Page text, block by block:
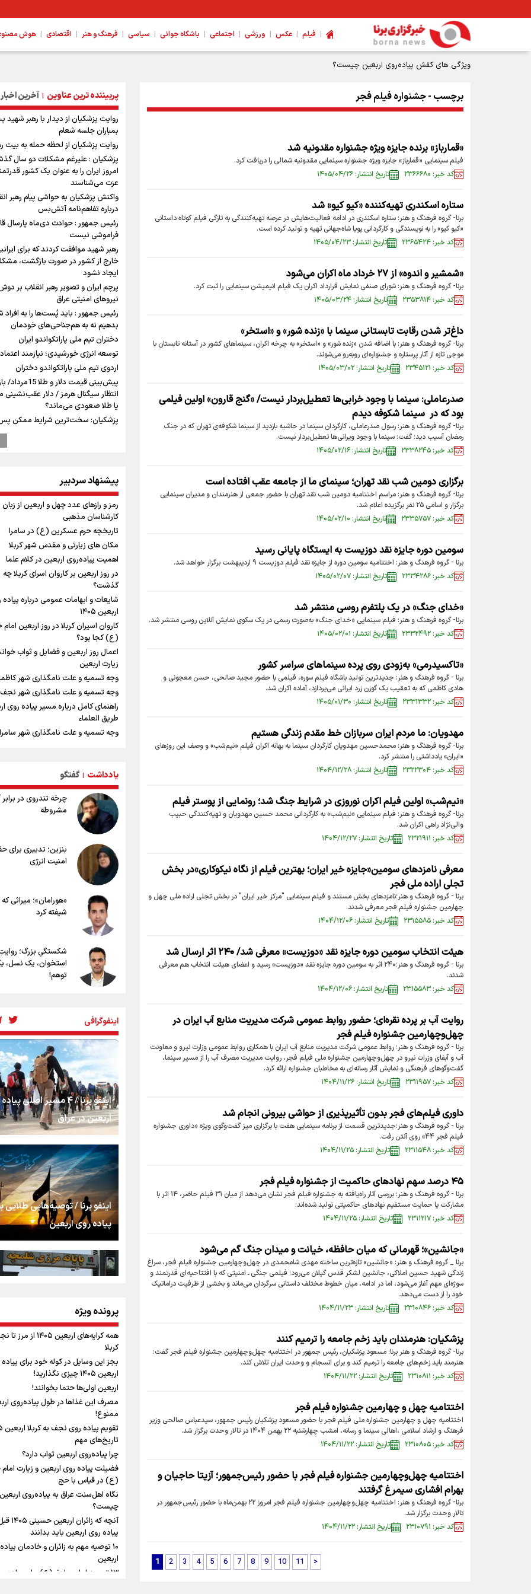
| فیلم | عکس | ورزشی | اجتماعی | باشگاه جوانی | سیاسی | فرهنگ و هنر | اقتصادی | هوش
برچسب - جشنواره فیلم فجر
«قمارباز» برنده جایزه ویژه جشنواره مقدونیه شد
فیلم سینمایی «قمارباز» جایزه ویژه جشنواره سینمایی مقدونیه شمالی را دریافت کرد.
کد خبر: ۲۳۶۶۶۸۰
تاریخ انتشار: ۱۴۰۵/۰۴/۲۶
ستاره اسکندری تهیه‌کننده «کیو کیو» شد
برنا- گروه فرهنگ و هنر: ستاره اسکندری در ادامه فعالیت‌هایش در عرصه تهیه‌کنندگی به تازگی فیلم کوتاه داستانی
«کیو کیو» را به نویسندگی و کارگردانی پویا شاه‌جهانی تهیه و تولید کرده است.
کد خبر: ۲۳۶۵۴۲۴
تاریخ انتشار: ۱۴۰۵/۰۴/۲۳
«شمشیر و اندوه» از ۲۷ خرداد ماه اکران می‌شود
برنا- گروه فرهنگ و‌ هنر: شورای صنفی نمایش قرارداد اکران یک فیلم انیمیشن سینمایی را ثبت کرد.
کد خبر: ۲۳۵۳۸۱۴
تاریخ انتشار: ۱۴۰۵/۰۳/۲۴
داغ‌تر شدن رقابت تابستانی سینما با «زنده شور» و «استخر»
برنا- گروه فرهنگ و هنر: با اضافه شدن «زنده شور» و «استخر» به چرخه اکران، سینماهای کشور در آستانه تابستان با
موجی تازه از آثار پرستاره و جشنواره‌ای روبه‌رو می‌شوند.
کد خبر: ۲۳۴۵۱۲۱
تاریخ انتشار: ۱۴۰۵/۰۳/۰۲
صدرعاملی: سینما با وجود خرابی‌ها تعطیل‌بردار نیست/ «گنج قارون» اولین فیلمی
بود که در سینما شکوفه دیدم
برنا- گروه فرهنگ و هنر: رسول صدرعاملی، کارگردان سینما در حاشیه بازدید از سینما شکوفه‌ی تهران که در جنگ
رمضان آسیب دید؛ گفت: سینما با وجود ویرانی‌ها تعطیل‌بردار نیست.
کد خبر: ۲۳۳۸۲۴۵
تاریخ انتشار: ۱۴۰۵/۰۲/۱۶
برگزاری دومین شب نقد تهران؛ سینمای ما از جامعه عقب افتاده است
برنا- گروه فرهنگ و هنر: مراسم اختتامیه دومین شب نقد تهران با حضور جمعی از هنرمندان و مدیران سینمایی
برگزار و اسامی ۲۵ نفر برگزیده اعلام شد.
کد خبر: ۲۳۳۵۷۵۷
تاریخ انتشار: ۱۴۰۵/۰۲/۱۰
سومین دوره جایزه نقد دوزیست به ایستگاه پایانی رسید
برنا - گروه فرهنگ و هنر: اختتامیه سومین دوره از جایزه نقد فیلم دوزیست ۹ اردیبهشت برگزار خواهد شد.
کد خبر: ۲۳۳۴۲۸۶
تاریخ انتشار: ۱۴۰۵/۰۲/۰۷
«خدای جنگ» در یک پلتفرم روسی منتشر شد
برنا- گروه فرهنگ و هنر: فیلم سینمایی «خدای جنگ» به‌صورت رسمی در یک سکوی نمایش آنلاین روسی منتشر شد.
کد خبر: ۲۳۳۲۴۹۲
تاریخ انتشار: ۱۴۰۵/۰۲/۰۱
«تاکسیدرمی» به‌زودی روی پرده سینماهای سراسر کشور
برنا - گروه فرهنگ و هنر: جدیدترین تولید باشگاه فیلم سوره، فیلمی با حضور مجید صالحی، حسن معجونی و
هادی کاظمی که به تعقیب یک گوزن زرد ایرانی می‌پردازد، آماده اکران شد.
کد خبر: ۲۳۳۱۳۳۲
تاریخ انتشار: ۱۴۰۵/۰۱/۳۰
مهدویان: ما مردم ایران سربازان خط مقدم زندگی هستیم
برنا- گروه فرهنگ و هنر: محمدحسین مهدویان کارگردان سینما به بهانه اکران فیلم «نیم‌شب» و وصف این روزهاى
«ایران» یادداشتى را منتشر کرد.
کد خبر: ۲۳۲۲۳۰۴
تاریخ انتشار: ۱۴۰۴/۱۲/۲۸
«نیم‌شب» اولين فيلم اكران نوروزى در شرايط جنگ شد؛ رونمايى از پوستر فيلم
برنا- گروه فرهنگ و هنر: فیلم سینمایى «نیم‌شب» به کارگردانى محمد حسین مهدویان و تهیه‌کنندگى حبیب
والى‌نژاد راهى اکران شد.
کد خبر: ۲۳۲۱۹۱۱
تاریخ انتشار: ۱۴۰۴/۱۲/۲۷
معرفی نامزدهای سومین«جایزه خیر ایران؛ بهترین فیلم از نگاه نیکوکاری»در بخش
تجلی اراده ملی فجر
برنا - گروه فرهنگ و هنر؛نامزدهای بخش مستند و فیلم‌ سینمایی "مرکز خیر ایران" در بخش تجلی اراده ملی چهل و
چهارمین جشنواره فیلم فجر معرفی شدند.
کد خبر: ۲۳۱۵۵۸۵
تاریخ انتشار: ۱۴۰۴/۱۲/۰۶
هیئت انتخاب سومین دوره جایزه نقد «دوزیست» معرفی شد/ ۲۴۰ اثر ارسال شد
برنا - گروه فرهنگ و هنر؛۲۴۰ اثر به سومین دوره جایزه نقد «دوزیست» رسید و اعضای هیئت انتخاب هم معرفی
شدند.
کد خبر: ۲۳۱۵۵۸۳
تاریخ انتشار: ۱۴۰۴/۱۲/۰۶
روایت آب بر پرده نقره‌ای؛ حضور روابط عمومی شرکت مدیریت منابع آب ایران در
چهل‌وچهارمین جشنواره فیلم فجر
برنا - گروه فرهنگ و هنر؛ روابط عمومی شرکت مدیریت منابع آب ایران با همکاری روابط عمومی وزارت نیرو و معاونت
آب و آبفای وزرات نیرو در چهل‌وچهارمین جشنواره ملی فیلم فجر، روایت مدیریت مصرف آب را از مسیر سینما،
گفت‌و‌گوها‌ی فرهنگی و نمایش آثار رسانه‌ای به مخاطبان جشنواره ارائه کرد.
کد خبر: ۲۳۱۱۹۵۷
تاریخ انتشار: ۱۴۰۴/۱۱/۲۶
داوری فیلم‌های فجر بدون تأثیرپذیری از حواشی بیرونی انجام شد
برنا - گروه فرهنگ و هنر؛جدیدترین قسمت از برنامه سینمایی هفت با برگزاری میز گفت‌وگوی ویژه «داوری جشنواره
فیلم فجر ۴۴» روی آنتن رفت.
کد خبر: ۲۳۱۱۵۴۸
تاریخ انتشار: ۱۴۰۴/۱۱/۲۵
۴۵ درصد سهم نهاد‌های حاکمیت از جشنواره فیلم فجر
برنا - گروه فرهنگ و هنر: بررسی آثار راه‌یافته به جشنواره فیلم فجر نشان می‌دهد از میان ۳۱ فیلم حاضر، ۱۴ اثر با
مشارکت یا حمایت مستقیم نهاد‌های حاکمیتی تولید شده‌اند؛
کد خبر: ۲۳۱۱۲۱۷
تاریخ انتشار: ۱۴۰۴/۱۱/۲۵
«جانشین»؛ قهرمانی که میان حافظه، خیانت و میدان جنگ گم می‌شود
برنا _ گروه فرهنگ و هنر: «جانشین» تازه‌ترین ساخته مهدی شامحمدی در چهل‌وچهارمین جشنواره فیلم فجر، سراغ
زندگی شهید حسین املاکی، جانشین لشکر قدس گیلان می‌رود؛ فیلمی جنگی ـ امنیتی که با افتتاحیه‌ای قدرتمند و
سوژه‌ای مهم آغاز می‌شود، اما در ادامه، میان خطوط مختلف داستانی سرگردان می‌ماند و بخشی از ظرفیت دراماتیک
خود را از دست می‌دهد.
کد خبر: ۲۳۱۰۸۴۶
تاریخ انتشار: ۱۴۰۴/۱۱/۲۳
پزشکیان: هنرمندان باید زخم جامعه را ترمیم کنند
برنا- گروه فرهنگ و‌ هنر برنا؛ مسعود پزشکیان، رئیس جمهور در اختتامیه چهل‌وچهارمین جشنواره فیلم فجر گفت:
هنرمند باید زخم‌های جامعه را ترمیم کند و برای انسجام و وحدت ایران تلاش کند.
کد خبر: ۲۳۱۰۸۱۱
تاریخ انتشار: ۱۴۰۴/۱۱/۲۲
اختتامیه چهل و چهارمین جشنواره فیلم فجر
اختتامیه چهل و چهارمین جشنواره ملی فیلم فجر با حضور مسعود پزشکیان رئیس جمهور، سیدعباس صالحی وزیر
فرهنگ و ارشاد اسلامی ،اهالی سینما و رسانه، امشب چهارشنبه ۲۲ بهمن ۱۴۰۴ در تالار وحدت برگزار شد.
کد خبر: ۲۳۱۰۸۰۵
تاریخ انتشار: ۱۴۰۴/۱۱/۲۲
اختتامیه چهل‌وچهارمین جشنواره فیلم فجر با حضور رئیس‌جمهور؛ آزیتا حاجیان و
بهرام افشاری سیمرغ گرفتند
برنا- گروه فرهنگ و هنر: اختتامیه چهل‌وچهارمین جشنواره فیلم فجر امروز ۲۲ بهمن‌ماه با حضور رئیس‌جمهور در
تالار وحدت برگزار شد.
کد خبر: ۲۳۱۰۷۹۱
تاریخ انتشار: ۱۴۰۴/۱۱/۲۲
1 2 3 4 5 6 7 8 9 10 11 >
پربیننده ترین عناوین | آخرین اخبار
روایت پزشکیان از دیدار با رهبر شهید
بمباران جلسه شعام
روایت پزشکیان از لحظه حمله به بیت
پزشکیان : علیرغم مشکلات دو سال
امروز ایران را به عنوان یک کشور
عزت می‌شناسند
واکنش پزشکیان به حواشی پیام رهبر
درباره تفاهم‌نامه آتش‌بس
رئیس جمهور : حوادث دی‌ماه پارسال
فراموشی نیست
رهبر شهید موافقت کردند که برای
خارج از کشور در صورت بازگشت،
ایجاد نشود
پرچم ایران و تصویر رهبر انقلاب بر
نیروهای امنیتی عراق
رئیس جمهور : باید پُست‌ها را به افراد
بدهیم نه به هم‌جناحی‌های خودمان
دختران تیم ملی پاراتکواندو ایران
توسعه انرژی خورشیدی؛ نیازمند
اردوی تیم ملی پاراتکواندو دختران
پیش‌بینی قیمت دلار و طلا
انتظار سیگنال هرمز / دلار عقب‌نشینی
یا طلا صعودی می‌ماند؟
پزشکیان: سخت‌ترین شرایط ممکن
انقلاب را تجربه میکنیم/ اگر تا امروز
بخاطر همه‌ مردم نجیب ایران بوده
رسانه‌ای اربعین از قاب دوربین خبرنگاران
ایلامی
ترس نتانیاهو از ترور
وزیر خارجه مصر: رژیم اسراییل بدون
حقوق مشروع مردم فلسطین امنیت
داشت
مستمری مددجویان کفاف زندگی را
حمایت از ۱۹هزار زن‌ سرپرست خانوار
فیدان: حماس به تعهدات خود عمل کرد،
اسرائیل برنامه‌ای برای صلح ندارد
نشست وزیران خارجه مصر، ترکیه،
عربستان با محوریت تحولات منطقه
درمانی به زائران اربعین
معاون وزیر خارجه : مذاکره نه معجزه
نه خیانت
پخش قسمت اول گفت‌وگوی
بعد از خبر ۲۲
ازهوش مصنوعی تا طلای مجازی/ شجیع:
نگاه بدبینانه هم نتایج هانگژو را در
می‌کنیم+ فیلم
ونس: ایرانی‌ها مذاکره‌کنندگان سرسختی
هستند
پیشنهاد سردبیر
رمز و رازهای عدد چهل و اربعین از زبان
کارشناسان مذهبی
تاریخچه حرم عسکرین (ع) در سامرا
مکان های زیارتی و مقدس شهر کربلا
اهمیت پیاده‌روی اربعین در کلام علما
در روز اربعین بر کاروان اسرای کربلا چه
گذشت؟
شایعات و ابهامات عمومی درباره
اربعین ۱۴۰۵
کاروان اسیران کربلا در روز اربعین
(ع) کجا بود؟
اعمال روز اربعین و فضایل و ثواب
زیارت اربعین
وجه تسمیه و علت نامگذاری شهر
وجه تسمیه و علت نامگذاری شهر نجف
راهنمای کامل درباره مسیر پیاده روی
طریق العلماء
وجه تسمیه و علت نامگذاری شهر سامرا
۱۴۰۵
توصیه هایی مهم برای پیچ خوردگی پا
روی اربعین
سفری ایمن و معنوی
عراقی ها
بهترین ذکر در پیاده‌روی اربعین چیست؟
اربعین
توصیه های کاربردی برای زائران در
اربعین
یادداشت | گفتگو
چرخه تندروی در برابر
مشروطه
بنزین؛ تدبیری برای
امنیت انرژی
«هورامان»؛ میراثی
شیفته کرد
شکستگیِ بزرگ؛
استخوان، یک نسل،
توهم!
شنیدن صدای
روایت ایران از کنار
از طلوع خیابان‌ها تا
اشک
جمله‌ای که بغض
شکست؛ «آهای مردم،
تهران رفتند»
سه حسرتی که به دلم
مومنِ مقتدرِ مظلوم
فضای مجازی
رابطه کارگر و کارفرما در
اندیشه رهبر شهید: از
به زوجیت
میراث رهبر شهید که
ماندگار شد
اینفوگرافی
اینفو برنا / ۴ مسیر اصلی
اربعین در عراق
اینفو برنا / توصیه‌هایی طلایی
پیاده روی اربعین
اینفو برنا / جدول کامل فاصله
شلمچه تا شهرهای زیارتی عراق
اینفو برنا/ میزان مالیات بر ارزش
افزوده چقدر است؟
اینفوبرنا/ سقف معافیت مالیاتی
حقوق کارکنان دولت و
در بودجه ۱۴۰۵ چقدر است؟
پرونده ویژه
همه کرایه‌های اربعین ۱۴۰۵ از
کربلا
بجز این وسایل در کوله خود برای
اربعین ۱۴۰۵ چیزی نگذارید!
اربعین اولی‌ها حتما بخوانند!
مصرف این غذاها در طول پیاده‌روی
ممنوع!
تاریخ‌های مهم
چرا پیاده‌روی اربعین ثواب دارد؟
فضیلت پیاده روی اربعین و زیارت
(ع) در قیاس با حج
نگاه اهل‌سنت عراق به پیاده‌روی اربعین
چیست؟
آنچه که
پیاده روی اربعین باید بدانند
۱۰ توصیه مهم به زائران و خادمان
اربعین
۱۳ توصیه امام صادق (ع) برای پیاده‌روی